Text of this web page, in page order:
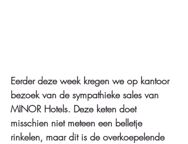
Eerder deze week kregen we op kantoor
bezoek van de sympathieke sales van
MINOR Hotels. Deze keten doet
misschien niet meteen een belletje
rinkelen, maar dit is de overkoepelende